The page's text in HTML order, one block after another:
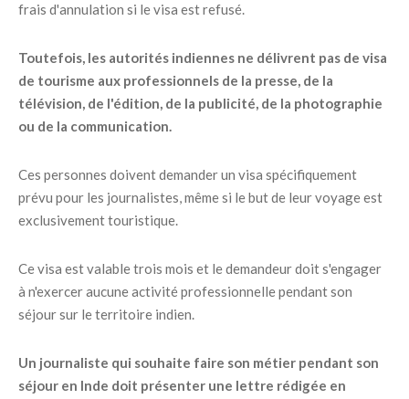
frais d'annulation si le visa est refusé.
Toutefois, les autorités indiennes ne délivrent pas de visa
de tourisme aux professionnels de la presse, de la
télévision, de l'édition, de la publicité, de la photographie
ou de la communication.
Ces personnes doivent demander un visa spécifiquement
prévu pour les journalistes, même si le but de leur voyage est
exclusivement touristique.
Ce visa est valable trois mois et le demandeur doit s'engager
à n'exercer aucune activité professionnelle pendant son
séjour sur le territoire indien.
Un journaliste qui souhaite faire son métier pendant son
séjour en Inde doit présenter une lettre rédigée en